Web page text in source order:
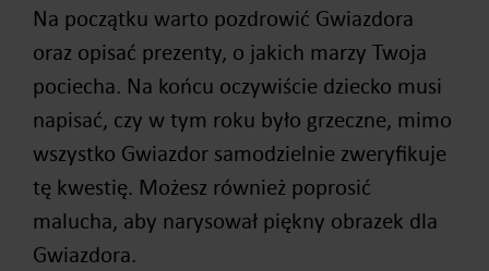
Na początku warto pozdrowić Gwiazdora
oraz opisać prezenty, o jakich marzy Twoja
pociecha. Na końcu oczywiście dziecko musi
napisać, czy w tym roku było grzeczne, mimo
wszystko Gwiazdor samodzielnie zweryfikuje
tę kwestię. Możesz również poprosić
malucha, aby narysował piękny obrazek dla
Gwiazdora.